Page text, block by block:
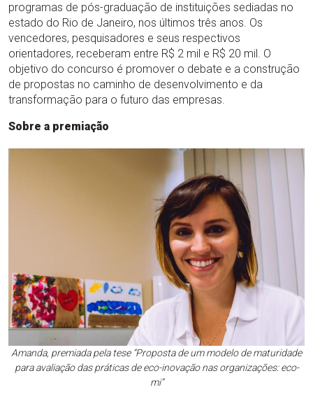
programas de pós-graduação de instituições sediadas no
estado do Rio de Janeiro, nos últimos três anos. Os
vencedores, pesquisadores e seus respectivos
orientadores, receberam entre R$ 2 mil e R$ 20 mil. O
objetivo do concurso é promover o debate e a construção
de propostas no caminho de desenvolvimento e da
transformação para o futuro das empresas.
Sobre a premiação
Amanda, premiada pela tese “Proposta de um modelo de maturidade
para avaliação das práticas de eco-inovação nas organizações: eco-
mi”